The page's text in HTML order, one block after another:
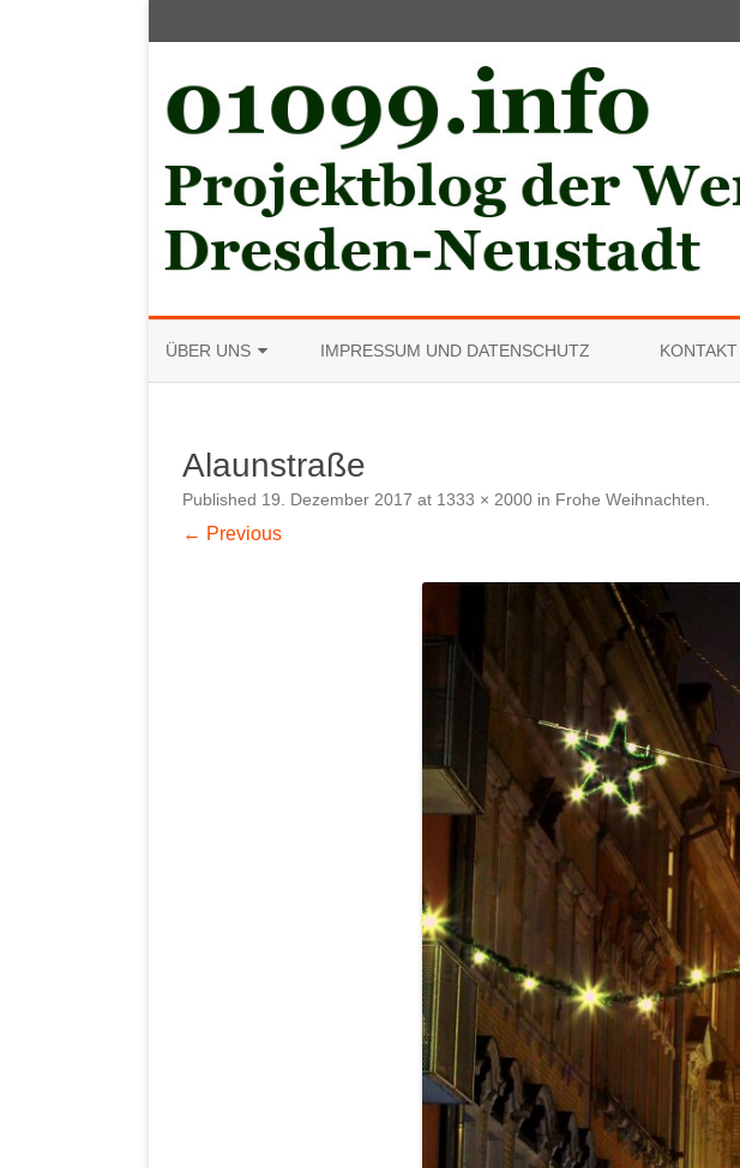
ÜBER UNS IMPRESSUM UND DATENSCHUTZ KONTAKT
Alaunstraße
Published 19. Dezember 2017 at 1333 × 2000 in Frohe Weihnachten.
← Previous